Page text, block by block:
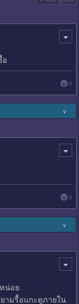
อ
0
∨
0
∨
น่อย
ามรื้อแกะดูภายใน